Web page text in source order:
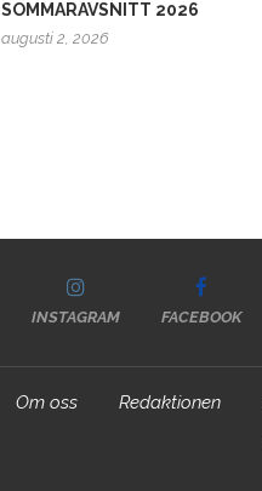
SOMMARAVSNITT 2026
augusti 2, 2026
INSTAGRAM FACEBOOK
Om oss Redaktionen